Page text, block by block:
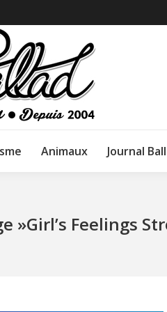
Animaux Journal
»Girl’s Feelings